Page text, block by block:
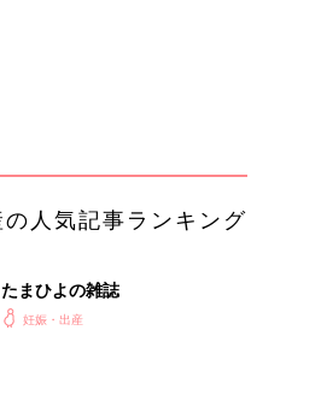
夫婦で予習する 出産の教科書
妊娠中に読みたい！3冊の「たまひ